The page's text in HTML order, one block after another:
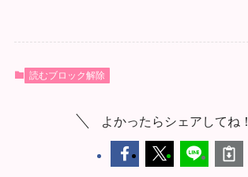
読むブロック解除
よかったらシェアしてね！